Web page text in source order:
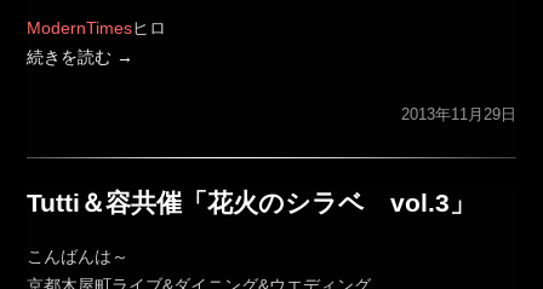
ModernTimesヒロ
続きを読む →
2013年11月29日
Tutti＆容共催「花火のシラベ vol.3」
こんばんは～